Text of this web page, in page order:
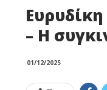
– Η
01/12/2025